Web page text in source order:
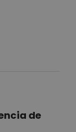
de